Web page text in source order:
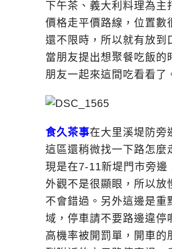
下午茶、義大利料理為主
價格走平價路線，位置數
還不限時，所以就有放到
當朋友提出想聚餐吃飯的
朋友一起來這間吃看看了
食久茶事在大里溪堤防旁
這區還稍微找一下路怎麼
現是在7-11新堤門市旁邊
外觀不是很顯眼，所以放
不會錯過。另外這邊是重
域，停車請不要路邊違停
高機率被開罰單，開車的